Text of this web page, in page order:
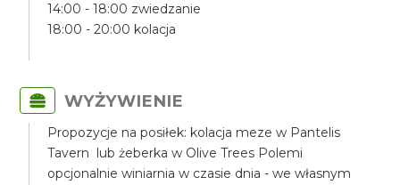
14:00 - 18:00 zwiedzanie
18:00 - 20:00 kolacja
WYŻYWIENIE
Propozycje na posiłek: kolacja meze w Pantelis
Tavern lub żeberka w Olive Trees Polemi
opcjonalnie winiarnia w czasie dnia - we własnym